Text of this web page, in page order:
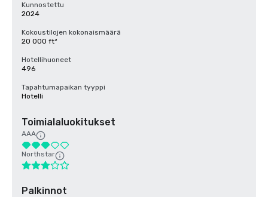
Kunnostettu
2024
Kokoustilojen kokonaismäärä
20 000 ft²
Hotellihuoneet
496
Tapahtumapaikan tyyppi
Hotelli
Toimialaluokitukset
AAA
Northstar
Palkinnot